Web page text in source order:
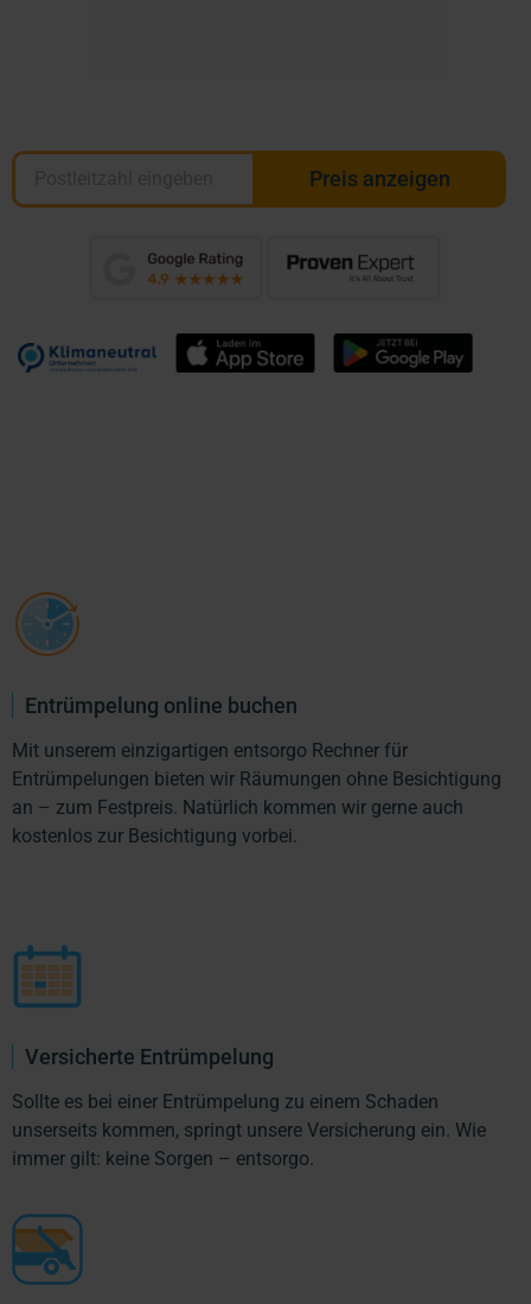
Preis anzeigen
Entrümpelung online buchen
Mit unserem einzigartigen entsorgo Rechner für
Entrümpelungen bieten wir Räumungen ohne Besichtigung
an – zum Festpreis. Natürlich kommen wir gerne auch
kostenlos zur Besichtigung vorbei.
Versicherte Entrümpelung
Sollte es bei einer Entrümpelung zu einem Schaden
unserseits kommen, springt unsere Versicherung ein. Wie
immer gilt: keine Sorgen – entsorgo.